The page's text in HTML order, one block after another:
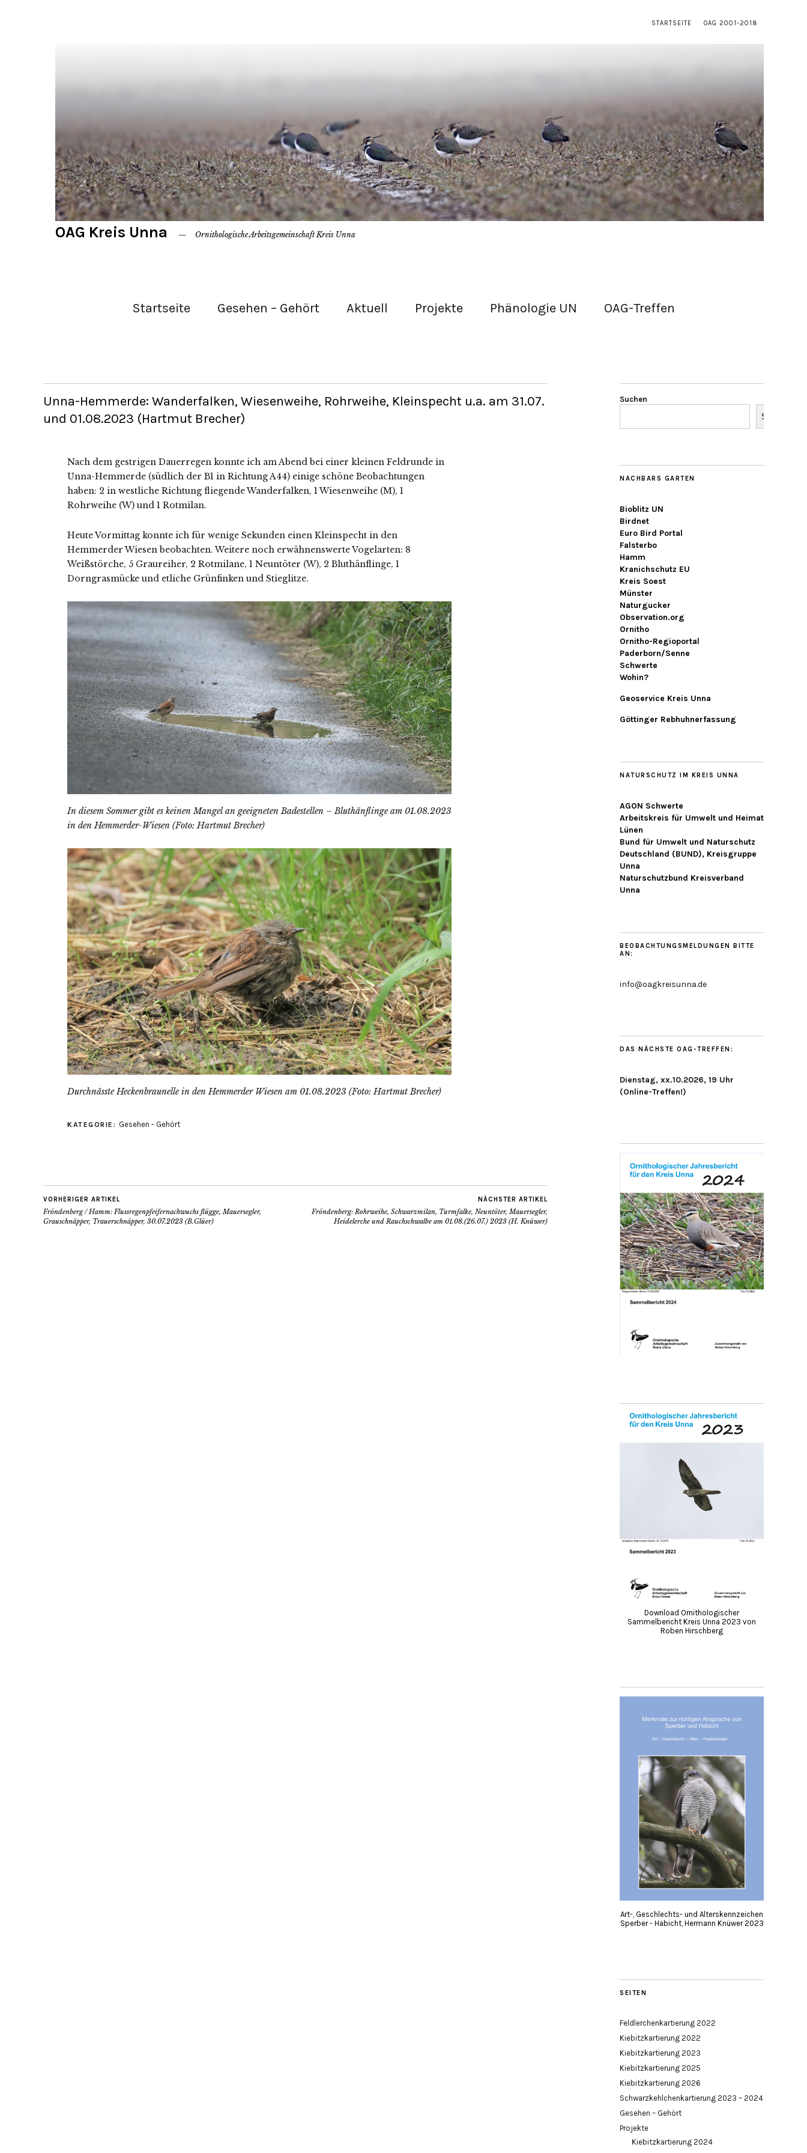
STARTSEITE OAG 2001-2018
OAG Kreis Unna Ornithologische Arbeitsgemeinschaft Kreis Unna
Startseite Gesehen – Gehört Aktuell Projekte Phänologie UN OAG-Treffen
Unna-Hemmerde: Wanderfalken, Wiesenweihe, Rohrweihe, Kleinspecht u.a. am 31.07.
und 01.08.2023 (Hartmut Brecher)
Nach dem gestrigen Dauerregen konnte ich am Abend bei einer kleinen Feldrunde in
Unna-Hemmerde (südlich der B1 in Richtung A44) einige schöne Beobachtungen
haben: 2 in westliche Richtung fliegende Wanderfalken, 1 Wiesenweihe (M), 1
Rohrweihe (W) und 1 Rotmilan.
Heute Vormittag konnte ich für wenige Sekunden einen Kleinspecht in den
Hemmerder Wiesen beobachten. Weitere noch erwähnenswerte Vogelarten: 8
Weißstörche, 5 Graureiher, 2 Rotmilane, 1 Neuntöter (W), 2 Bluthänflinge, 1
Dorngrasmücke und etliche Grünfinken und Stieglitze.
In diesem Sommer gibt es keinen Mangel an geeigneten Badestellen – Bluthänflinge am 01.08.2023
in den Hemmerder-Wiesen (Foto: Hartmut Brecher)
Durchnässte Heckenbraunelle in den Hemmerder Wiesen am 01.08.2023 (Foto: Hartmut Brecher)
KATEGORIE: Gesehen - Gehört
VORHERIGER ARTIKEL
Fröndenberg / Hamm: Flussregenpfeifernachwuchs flügge, Mauersegler,
Grauschnäpper, Trauerschnäpper, 30.07.2023 (B.Glüer)
NÄCHSTER ARTIKEL
Fröndenberg: Rohrweihe, Schwarzmilan, Turmfalke, Neuntöter, Mauersegler,
Heidelerche und Rauchschwalbe am 01.08.(26.07.) 2023 (H. Knüwer)
Suchen
Suchen
NACHBARS GARTEN
Bioblitz UN
Birdnet
Euro Bird Portal
Falsterbo
Hamm
Kranichschutz EU
Kreis Soest
Münster
Naturgucker
Observation.org
Ornitho
Ornitho-Regioportal
Paderborn/Senne
Schwerte
Wohin?
Geoservice Kreis Unna
Göttinger Rebhuhnerfassung
NATURSCHUTZ IM KREIS UNNA
AGON Schwerte
Arbeitskreis für Umwelt und Heimat
Lünen
Bund für Umwelt und Naturschutz
Deutschland (BUND), Kreisgruppe
Unna
Naturschutzbund Kreisverband
Unna
BEOBACHTUNGSMELDUNGEN BITTE
AN:
info@oagkreisunna.de
DAS NÄCHSTE OAG-TREFFEN:
Dienstag, xx.10.2026, 19 Uhr
(Online-Treffen!)
Download Ornithologischer
Sammelbericht Kreis Unna 2023 von
Roben Hirschberg
Art-, Geschlechts- und Alterskennzeichen
Sperber - Habicht, Hermann Knüwer 2023
SEITEN
Feldlerchenkartierung 2022
Kiebitzkartierung 2022
Kiebitzkartierung 2023
Kiebitzkartierung 2025
Kiebitzkartierung 2026
Schwarzkehlchenkartierung 2023 – 2024
Gesehen – Gehört
Projekte
Kiebitzkartierung 2024